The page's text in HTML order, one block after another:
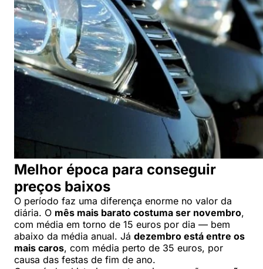
Melhor época para conseguir
preços baixos
O período faz uma diferença enorme no valor da
diária. O mês mais barato costuma ser novembro,
com média em torno de 15 euros por dia — bem
abaixo da média anual. Já dezembro está entre os
mais caros, com média perto de 35 euros, por
causa das festas de fim de ano.